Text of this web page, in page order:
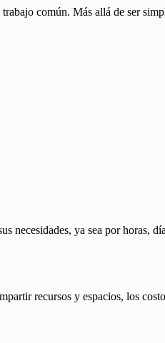
común. Más allá de ser
ya sea por horas,
recursos y espacios, los